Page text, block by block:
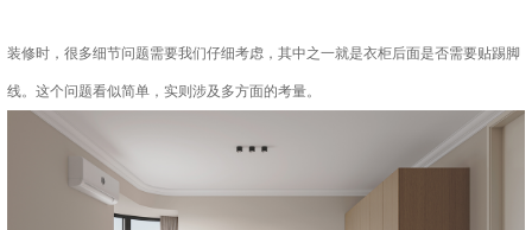
装修时，很多细节问题需要我们仔细考虑，其中之一就是衣柜后面是否需要贴踢脚
线。这个问题看似简单，实则涉及多方面的考量。